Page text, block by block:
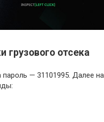
грузового отсека
пароль — 31101995. Далее